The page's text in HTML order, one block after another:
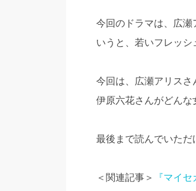
今回のドラマは、広瀬
いうと、若いフレッシ
今回は、広瀬アリスさ
伊原六花さんがどんな
最後まで読んでいただ
＜関連記事＞
『マイ